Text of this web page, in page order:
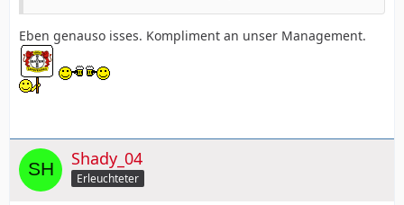
Eben genauso isses. Kompliment an unser Management.
Shady_04
Erleuchteter